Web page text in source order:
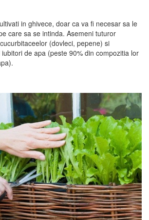
in ghivece, doar ca va fi necesar sa le
care sa se intinda. Asemeni tuturor
(dovleci, pepene) si
de apa (peste 90% din compozitia lor